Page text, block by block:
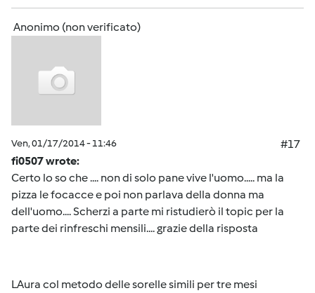
Anonimo (non verificato)
Ven, 01/17/2014 - 11:46
#17
fi0507 wrote:
Certo lo so che .... non di solo pane vive l'uomo..... ma la
pizza le focacce e poi non parlava della donna ma
dell'uomo.... Scherzi a parte mi ristudierò il topic per la
parte dei rinfreschi mensili.... grazie della risposta
LAura col metodo delle sorelle simili per tre mesi